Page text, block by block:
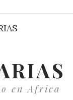
en Africa